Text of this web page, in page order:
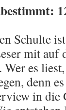
Schulte
mit auf
es
denn
in die